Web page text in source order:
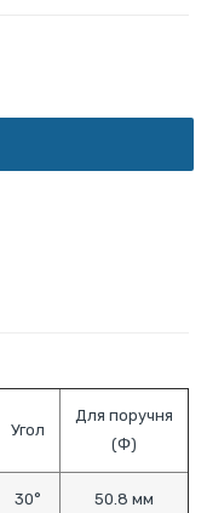
Угол
Для поручня
(Ф)
30° 50.8 мм